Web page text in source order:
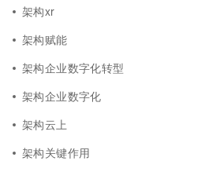
架构xr
架构赋能
架构企业数字化转型
架构企业数字化
架构云上
架构关键作用